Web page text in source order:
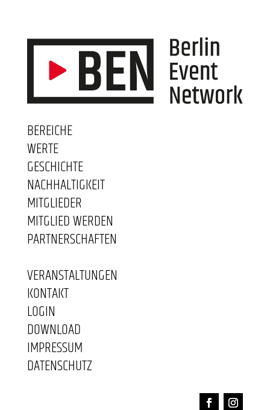
BEREICHE
WERTE
GESCHICHTE
NACHHALTIGKEIT
MITGLIEDER
MITGLIED WERDEN
PARTNERSCHAFTEN
VERANSTALTUNGEN
KONTAKT
LOGIN
DOWNLOAD
IMPRESSUM
DATENSCHUTZ